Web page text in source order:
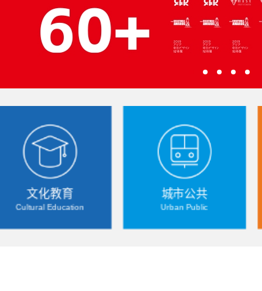
城市公共
Urban Public
建筑空间
Town Park